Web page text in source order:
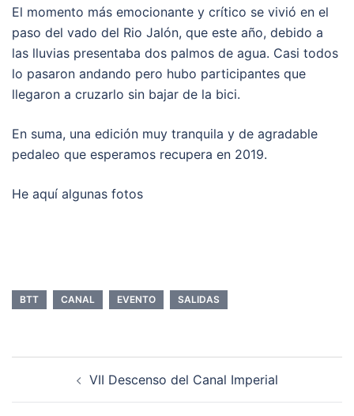
El momento más emocionante y crítico se vivió en el
paso del vado del Rio Jalón, que este año, debido a
las lluvias presentaba dos palmos de agua. Casi todos
lo pasaron andando pero hubo participantes que
llegaron a cruzarlo sin bajar de la bici.
En suma, una edición muy tranquila y de agradable
pedaleo que esperamos recupera en 2019.
He aquí algunas fotos
BTT CANAL EVENTO SALIDAS
VII Descenso del Canal Imperial